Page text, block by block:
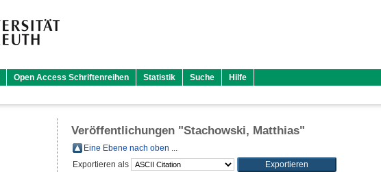
Open Access Schriftenreihen Statistik Suche Hilfe
Veröffentlichungen "Stachowski, Matthias"
Eine Ebene nach oben ...
Exportieren als